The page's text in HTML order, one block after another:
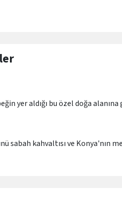
Vuslat Yıldönümü kapsamında
Mevlevîlik hizmetlerie
yer aldığı bu özel doğa
sabah kahvaltısı ve Konya'nın